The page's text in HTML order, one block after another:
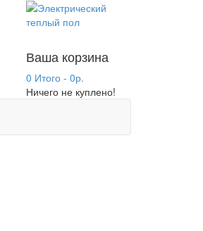
Ваша корзина
0 Итого - 0р.
Ничего не куплено!